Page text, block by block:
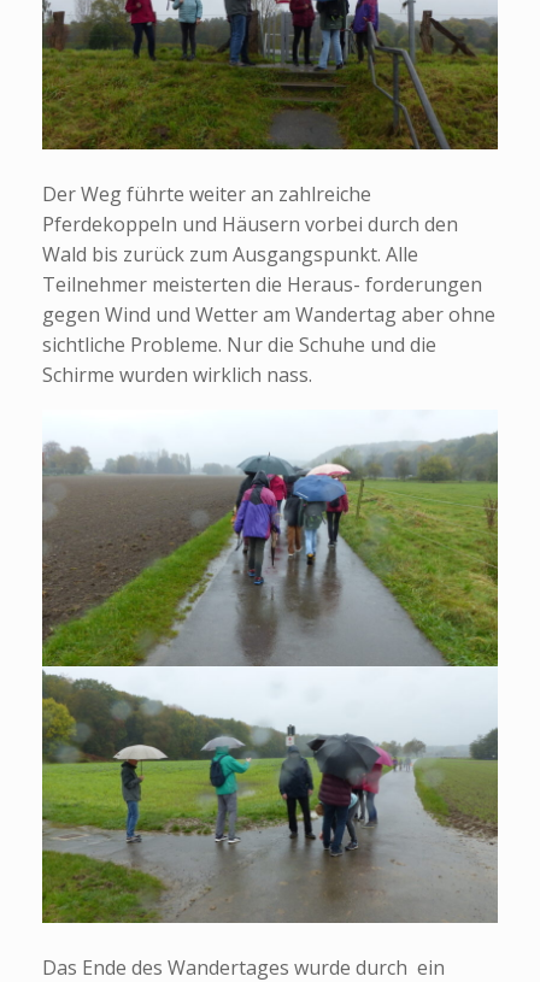
Der Weg führte weiter an zahlreiche
Pferdekoppeln und Häusern vorbei durch den
Wald bis zurück zum Ausgangspunkt. Alle
Teilnehmer meisterten die Heraus- forderungen
gegen Wind und Wetter am Wandertag aber ohne
sichtliche Probleme. Nur die Schuhe und die
Schirme wurden wirklich nass.
Das Ende des Wandertages wurde durch ein